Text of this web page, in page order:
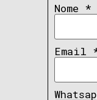
Nome *
Email